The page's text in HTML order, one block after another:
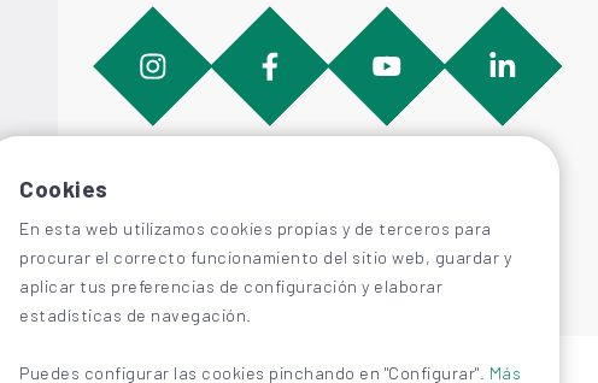
Cookies
En esta web utilizamos cookies propias y de terceros para
procurar el correcto funcionamiento del sitio web, guardar y
aplicar tus preferencias de configuración y elaborar
estadísticas de navegación.
Puedes configurar las cookies pinchando en "Configurar". Más